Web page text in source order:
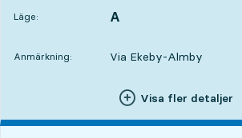
Läge:
LÄGE, A
,
Anmärkning: Via Ekeby-Almby
Visa fler detaljer